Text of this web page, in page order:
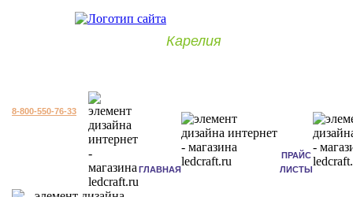
Карелия
8-800-550-76-33
ГЛАВНАЯ
ПРАЙС
ЛИСТЫ